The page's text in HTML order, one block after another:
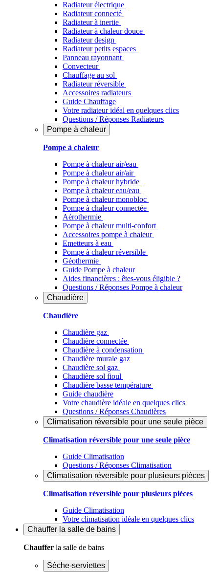
Radiateur électrique
Radiateur connecté
Radiateur à inertie
Radiateur à chaleur douce
Radiateur design
Radiateur petits espaces
Panneau rayonnant
Convecteur
Chauffage au sol
Radiateur réversible
Accessoires radiateurs
Guide Chauffage
Votre radiateur idéal en quelques clics
Questions / Réponses Radiateurs
Pompe à chaleur
Pompe à chaleur
Pompe à chaleur air/eau
Pompe à chaleur air/air
Pompe à chaleur hybride
Pompe à chaleur​ eau/eau
Pompe à chaleur monobloc
Pompe à chaleur connectée
Aérothermie
Pompe à chaleur multi-confort
Accessoires pompe à chaleur
Emetteurs à eau
Pompe à chaleur réversible
Géothermie
Guide Pompe à chaleur
Aides financières : êtes-vous éligible ?
Questions / Réponses Pompe à chaleur
Chaudière
Chaudière
Chaudière gaz
Chaudière connectée
Chaudière à condensation
Chaudière murale gaz
Chaudière sol gaz
Chaudière sol fioul
Chaudière basse température
Guide chaudière
Votre chaudière idéale en quelques clics
Questions / Réponses Chaudières
Climatisation réversible pour une seule pièce
Climatisation réversible pour une seule pièce
Guide Climatisation
Questions / Réponses Climatisation
Climatisation réversible pour plusieurs pièces
Climatisation réversible pour plusieurs pièces
Guide Climatisation
Votre climatisation idéale en quelques clics
Chauffer la salle de bains
Chauffer la salle de bains
Sèche-serviettes